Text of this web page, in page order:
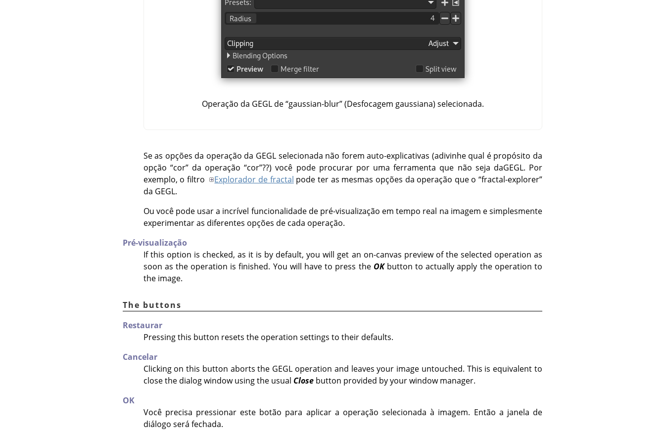
Operação da GEGL de“gaussian-blur”(Desfocagem gaussiana) selecionada.
Se as opções da operação da GEGLselecionada não forem auto-explicativas (adivinhe qual é propósito da
opção “cor”da operação“cor”??) você pode procurar por uma ferramenta que não seja daGEGL. Por
exemplo, o filtro
Explorador de fractal pode ter as mesmas opções da operação que o“fractal-explorer”
da GEGL.
Ou você pode usar a incrível funcionalidade de pré-visualização em tempo real na imagem e simplesmente
experimentar as diferentes opções de cada operação.
Pré-visualização
If this option is checked, as it is by default, you will get an on-canvas preview of the selected operation as
soon as the operation is finished. You will have to press the OKbutton to actually apply the operation to
the image.
The buttons
Restaurar
Pressing this button resets the operation settings to their defaults.
Cancelar
Clicking on this button aborts the GEGL operation and leaves your image untouched. This is equivalent to
close the dialog window using the usual Closebutton provided by your window manager.
OK
Você precisa pressionar este botão para aplicar a operação selecionada à imagem. Então a janela de
diálogo será fechada.